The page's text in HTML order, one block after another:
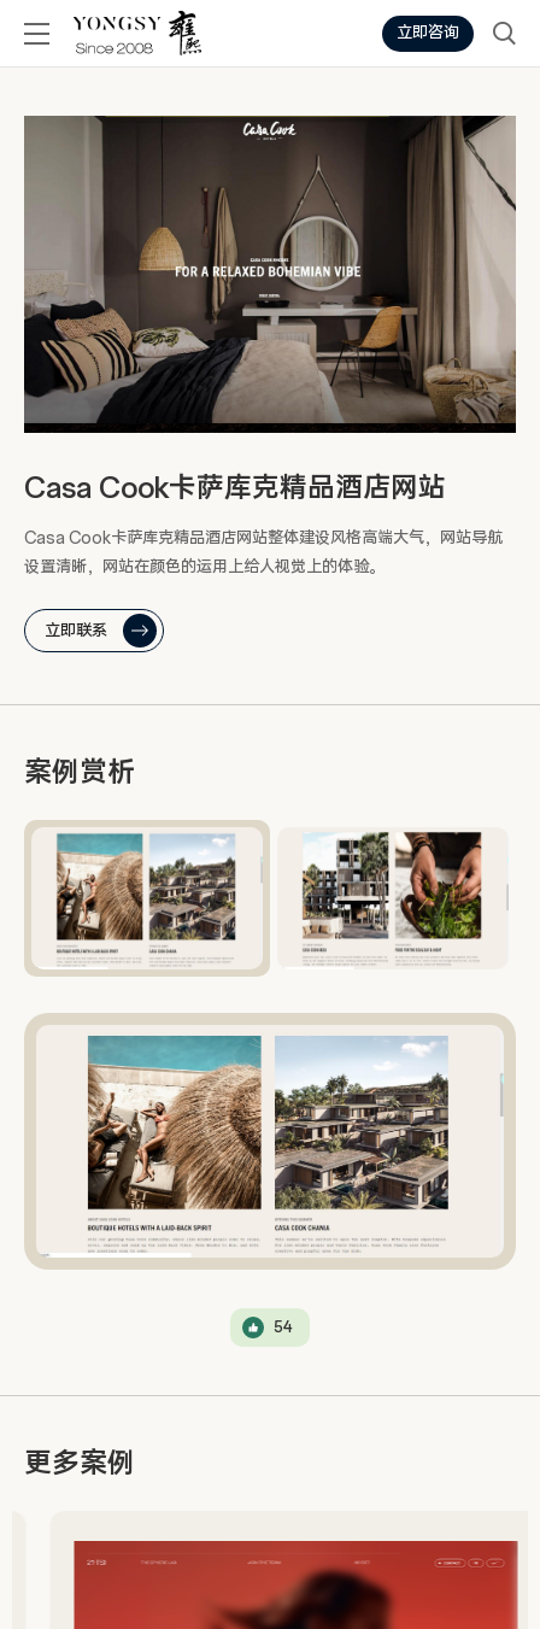
立即咨询
Casa Cook卡萨库克精品酒店网站
Casa Cook卡萨库克精品酒店网站整体建设风格高端大气，网站导航
设置清晰，网站在颜色的运用上给人视觉上的体验。
立即联系
案例赏析
54
更多案例